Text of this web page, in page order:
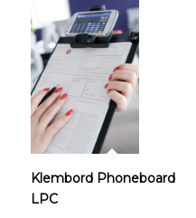
Klembord Phoneboard
LPC